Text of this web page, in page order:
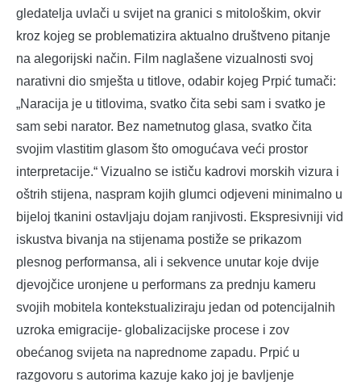
gledatelja uvlači u svijet na granici s mitološkim, okvir
kroz kojeg se problematizira aktualno društveno pitanje
na alegorijski način. Film naglašene vizualnosti svoj
narativni dio smješta u titlove, odabir kojeg Prpić tumači:
„Naracija je u titlovima, svatko čita sebi sam i svatko je
sam sebi narator. Bez nametnutog glasa, svatko čita
svojim vlastitim glasom što omogućava veći prostor
interpretacije.“ Vizualno se ističu kadrovi morskih vizura i
oštrih stijena, naspram kojih glumci odjeveni minimalno u
bijeloj tkanini ostavljaju dojam ranjivosti. Ekspresivniji vid
iskustva bivanja na stijenama postiže se prikazom
plesnog performansa, ali i sekvence unutar koje dvije
djevojčice uronjene u performans za prednju kameru
svojih mobitela kontekstualiziraju jedan od potencijalnih
uzroka emigracije- globalizacijske procese i zov
obećanog svijeta na naprednome zapadu. Prpić u
razgovoru s autorima kazuje kako joj je bavljenje